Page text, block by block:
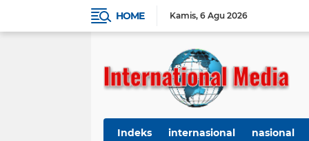
HOME Kamis 6 Agu 2026
Indeks internasional nasional